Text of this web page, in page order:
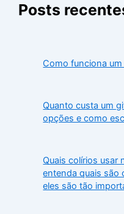
Posts
Como funciona
Quanto custa um
opções e como
Quais colírios usar
entenda quais são
eles são tão